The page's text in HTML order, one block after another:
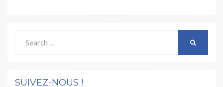
for:
SUIVEZ-NOUS !